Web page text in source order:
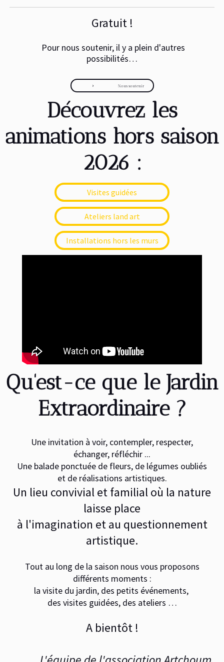
Gratuit !
Pour nous soutenir, il y a plein d'autres
possibilités…
navigate_next Nous soutenir
Découvrez les
animations hors saison
2026 :
Visites guidées
Ateliers land art
Installations hors les murs
Qu'est-ce que le Jardin
Extraordinaire ?
Une invitation à voir, contempler, respecter,
échanger, réfléchir ...
Une balade ponctuée de fleurs, de légumes oubliés
et de réalisations artistiques.
Un lieu convivial et familial où la nature
laisse place
à l'imagination et au questionnement
artistique.
Tout au long de la saison nous vous proposons
différents moments :
la visite du jardin, des petits événements,
des visites guidées, des ateliers …
A bientôt !